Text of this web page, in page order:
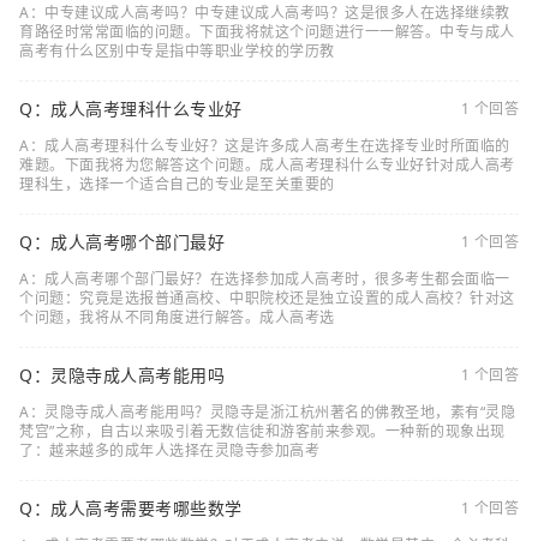
A：中专建议成人高考吗？中专建议成人高考吗？这是很多人在选择继续教
育路径时常常面临的问题。下面我将就这个问题进行一一解答。中专与成人
高考有什么区别中专是指中等职业学校的学历教
Q：成人高考理科什么专业好
1 个回答
A：成人高考理科什么专业好？这是许多成人高考生在选择专业时所面临的
难题。下面我将为您解答这个问题。成人高考理科什么专业好针对成人高考
理科生，选择一个适合自己的专业是至关重要的
Q：成人高考哪个部门最好
1 个回答
A：成人高考哪个部门最好？在选择参加成人高考时，很多考生都会面临一
个问题：究竟是选报普通高校、中职院校还是独立设置的成人高校？针对这
个问题，我将从不同角度进行解答。成人高考选
Q：灵隐寺成人高考能用吗
1 个回答
A：灵隐寺成人高考能用吗？灵隐寺是浙江杭州著名的佛教圣地，素有“灵隐
梵宫”之称，自古以来吸引着无数信徒和游客前来参观。一种新的现象出现
了：越来越多的成年人选择在灵隐寺参加高考
Q：成人高考需要考哪些数学
1 个回答